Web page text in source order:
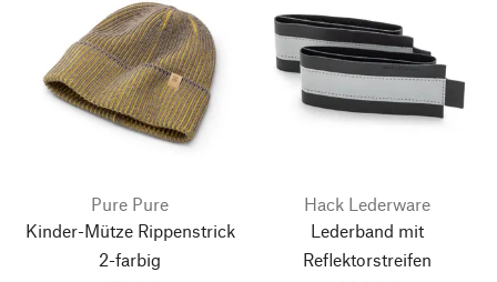
Pure Pure
Kinder-Mütze Rippenstrick
2-farbig
Hack Lederware
Lederband mit
Reflektorstreifen